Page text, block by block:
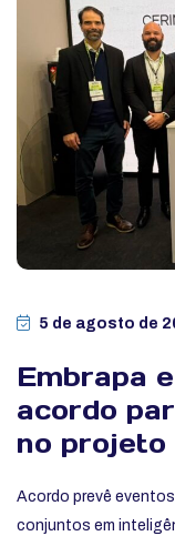
5 de agosto de
Embrapa
acordo
no projeto
Acordo prevê
conjuntos em